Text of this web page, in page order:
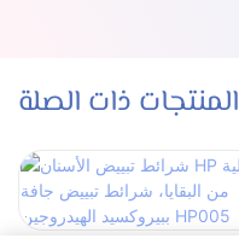
المنتجات ذات الصلة